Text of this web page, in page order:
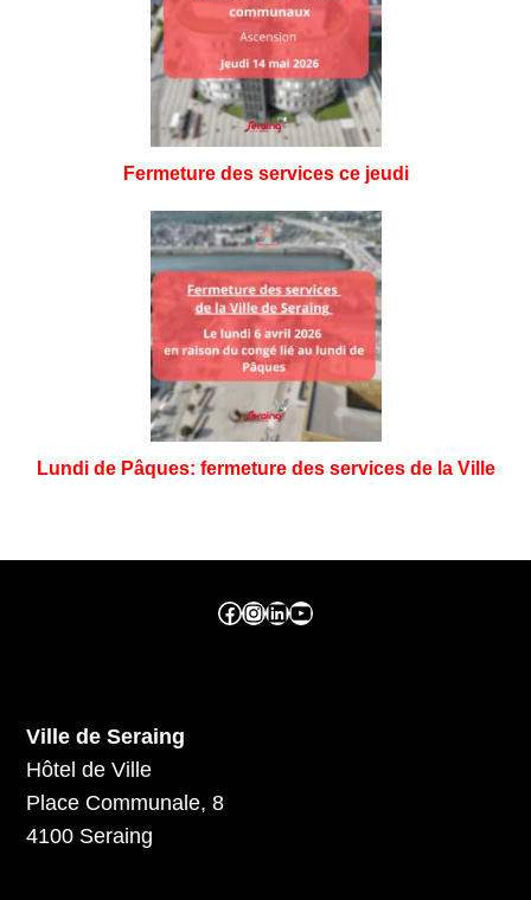
Fermeture des services ce jeudi
Lundi de Pâques: fermeture des services de la Ville
Facebook ville de seraing Instragram ville de seraing linkedin – ville de seraing YouTube
Ville de Seraing
Hôtel de Ville
Place Communale, 8
4100 Seraing